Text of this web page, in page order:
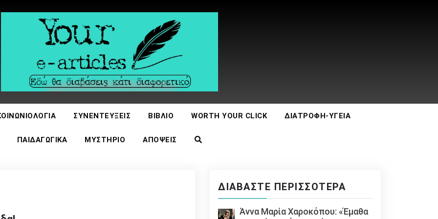
ΣΥΝΕΝΤΕΎΞΕΙΣ ΒΙΒΛΊΟ WORTH YOUR CLICK ΔΙΑΤΡΟΦΉ-ΥΓΕΊΑ
ΠΑΙΔΑΓΩΓΙΚΆ ΜΥΣΤΉΡΙΟ ΑΠΌΨΕΙΣ
ΔΙΑΒΆΣΤΕ ΠΕΡΙΣΣΌΤΕΡΑ
Άννα Μαρία Χαροκόπου: «Έμαθα